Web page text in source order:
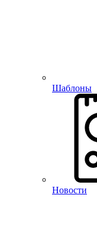
Шаблоны
Новости